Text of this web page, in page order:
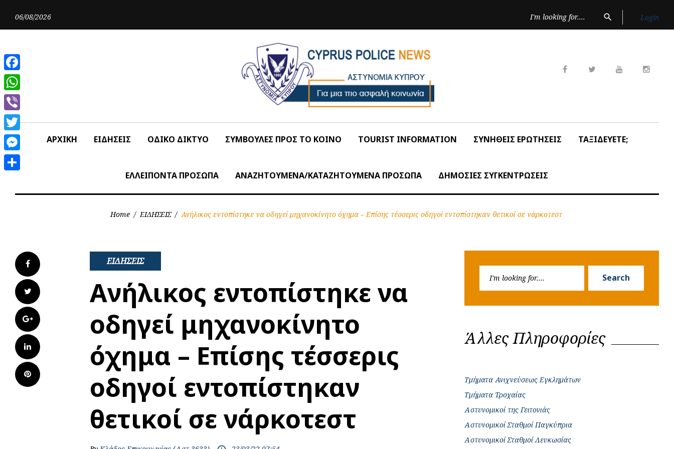
06/08/2026 Login
for:
search
ΑΡΧΙΚΗ ΕΙΔΗΣΕΙΣ ΟΔΙΚΟ ΔΙΚΤΥΟ ΣΥΜΒΟΥΛΕΣ ΠΡΟΣ ΤΟ ΚΟΙΝΟ TOURIST INFORMATION ΣΥΝΗΘΕΙΣ ΕΡΩΤΗΣΕΙΣ ΤΑΞΙΔΕΥΕΤΕ;
ΕΛΛΕΙΠΟΝΤΑ ΠΡΟΣΩΠΑ ΑΝΑΖΗΤΟΥΜΕΝΑ/ΚΑΤΑΖΗΤΟΥΜΕΝΑ ΠΡΟΣΩΠΑ ΔΗΜΟΣΙΕΣ ΣΥΓΚΕΝΤΡΩΣΕΙΣ
Home / ΕΙΔΗΣΕΙΣ / Ανήλικος εντοπίστηκε να οδηγεί μηχανοκίνητο όχημα – Επίσης τέσσερις οδηγοί εντοπίστηκαν θετικοί σε νάρκοτεστ
Facebook
Twitter
Google+
LinkedIn
Pinterest
ΕΙΔΗΣΕΙΣ
Ανήλικος εντοπίστηκε να
οδηγεί μηχανοκίνητο
όχημα – Επίσης τέσσερις
οδηγοί εντοπίστηκαν
θετικοί σε νάρκοτεστ
Search
Άλλες Πληροφορίες
Τμήματα Ανιχνεύσεως Εγκλημάτων
Τμήματα Τροχαίας
Αστυνομικοί της Γειτονιάς
Αστυνομικοί Σταθμοί Παγκύπρια
Αστυνομικοί Σταθμοί Λευκωσίας
Facebook
WhatsApp
Viber
Twitter
Messenger